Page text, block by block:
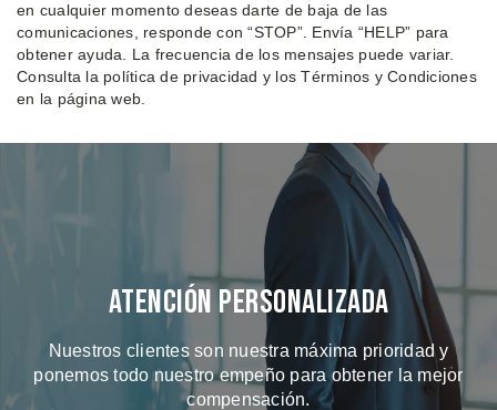
en cualquier momento deseas darte de baja de las
comunicaciones, responde con “STOP”. Envía “HELP” para
obtener ayuda. La frecuencia de los mensajes puede variar.
Consulta la política de privacidad y los Términos y Condiciones
en la página web.
Atención Personalizada
Nuestros clientes son nuestra máxima prioridad y
ponemos todo nuestro empeño para obtener la mejor
compensación.